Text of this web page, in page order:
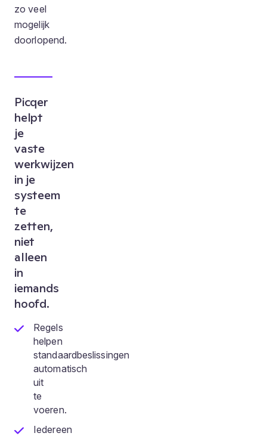
zo veel
mogelijk
doorlopend.
Picqer
helpt
je
vaste
werkwijzen
in je
systeem
te
zetten,
niet
alleen
in
iemands
hoofd.
Regels
helpen
standaardbeslissingen
automatisch
uit
te
voeren.
Iedereen